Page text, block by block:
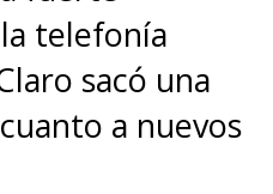
telefonía
sacó una
a nuevos